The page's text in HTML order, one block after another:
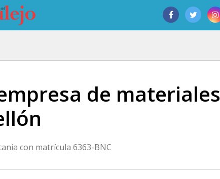
de materiales
con matrícula 6363-BNC